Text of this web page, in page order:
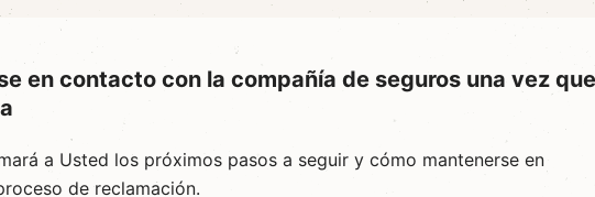
en contacto con la compañía de seguros una vez que
a Usted los próximos pasos a seguir y cómo mantenerse en
de reclamación.